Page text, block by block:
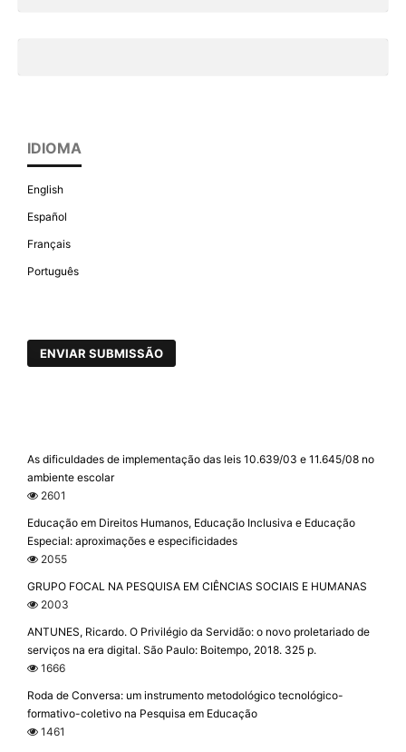
IDIOMA
English
Español
Français
Português
ENVIAR SUBMISSÃO
As dificuldades de implementação das leis 10.639/03 e 11.645/08 no
ambiente escolar
2601
Educação em Direitos Humanos, Educação Inclusiva e Educação
Especial: aproximações e especificidades
2055
GRUPO FOCAL NA PESQUISA EM CIÊNCIAS SOCIAIS E HUMANAS
2003
ANTUNES, Ricardo. O Privilégio da Servidão: o novo proletariado de
serviços na era digital. São Paulo: Boitempo, 2018. 325 p.
1666
Roda de Conversa: um instrumento metodológico tecnológico-
formativo-coletivo na Pesquisa em Educação
1461